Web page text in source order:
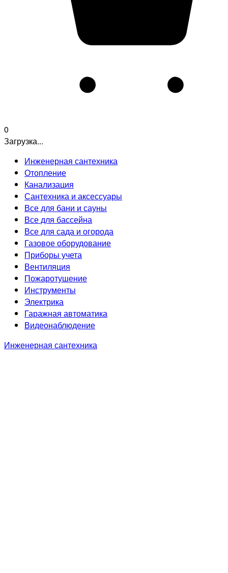
0
Загрузка...
Инженерная сантехника
Отопление
Канализация
Сантехника и аксессуары
Все для бани и сауны
Все для бассейна
Все для сада и огорода
Газовое оборудование
Приборы учета
Вентиляция
Пожаротушение
Инструменты
Электрика
Гаражная автоматика
Видеонаблюдение
Инженерная сантехника